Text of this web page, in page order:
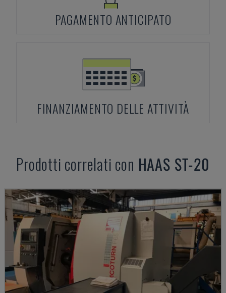
PAGAMENTO ANTICIPATO
FINANZIAMENTO DELLE ATTIVITÀ
Prodotti correlati con HAAS ST-20